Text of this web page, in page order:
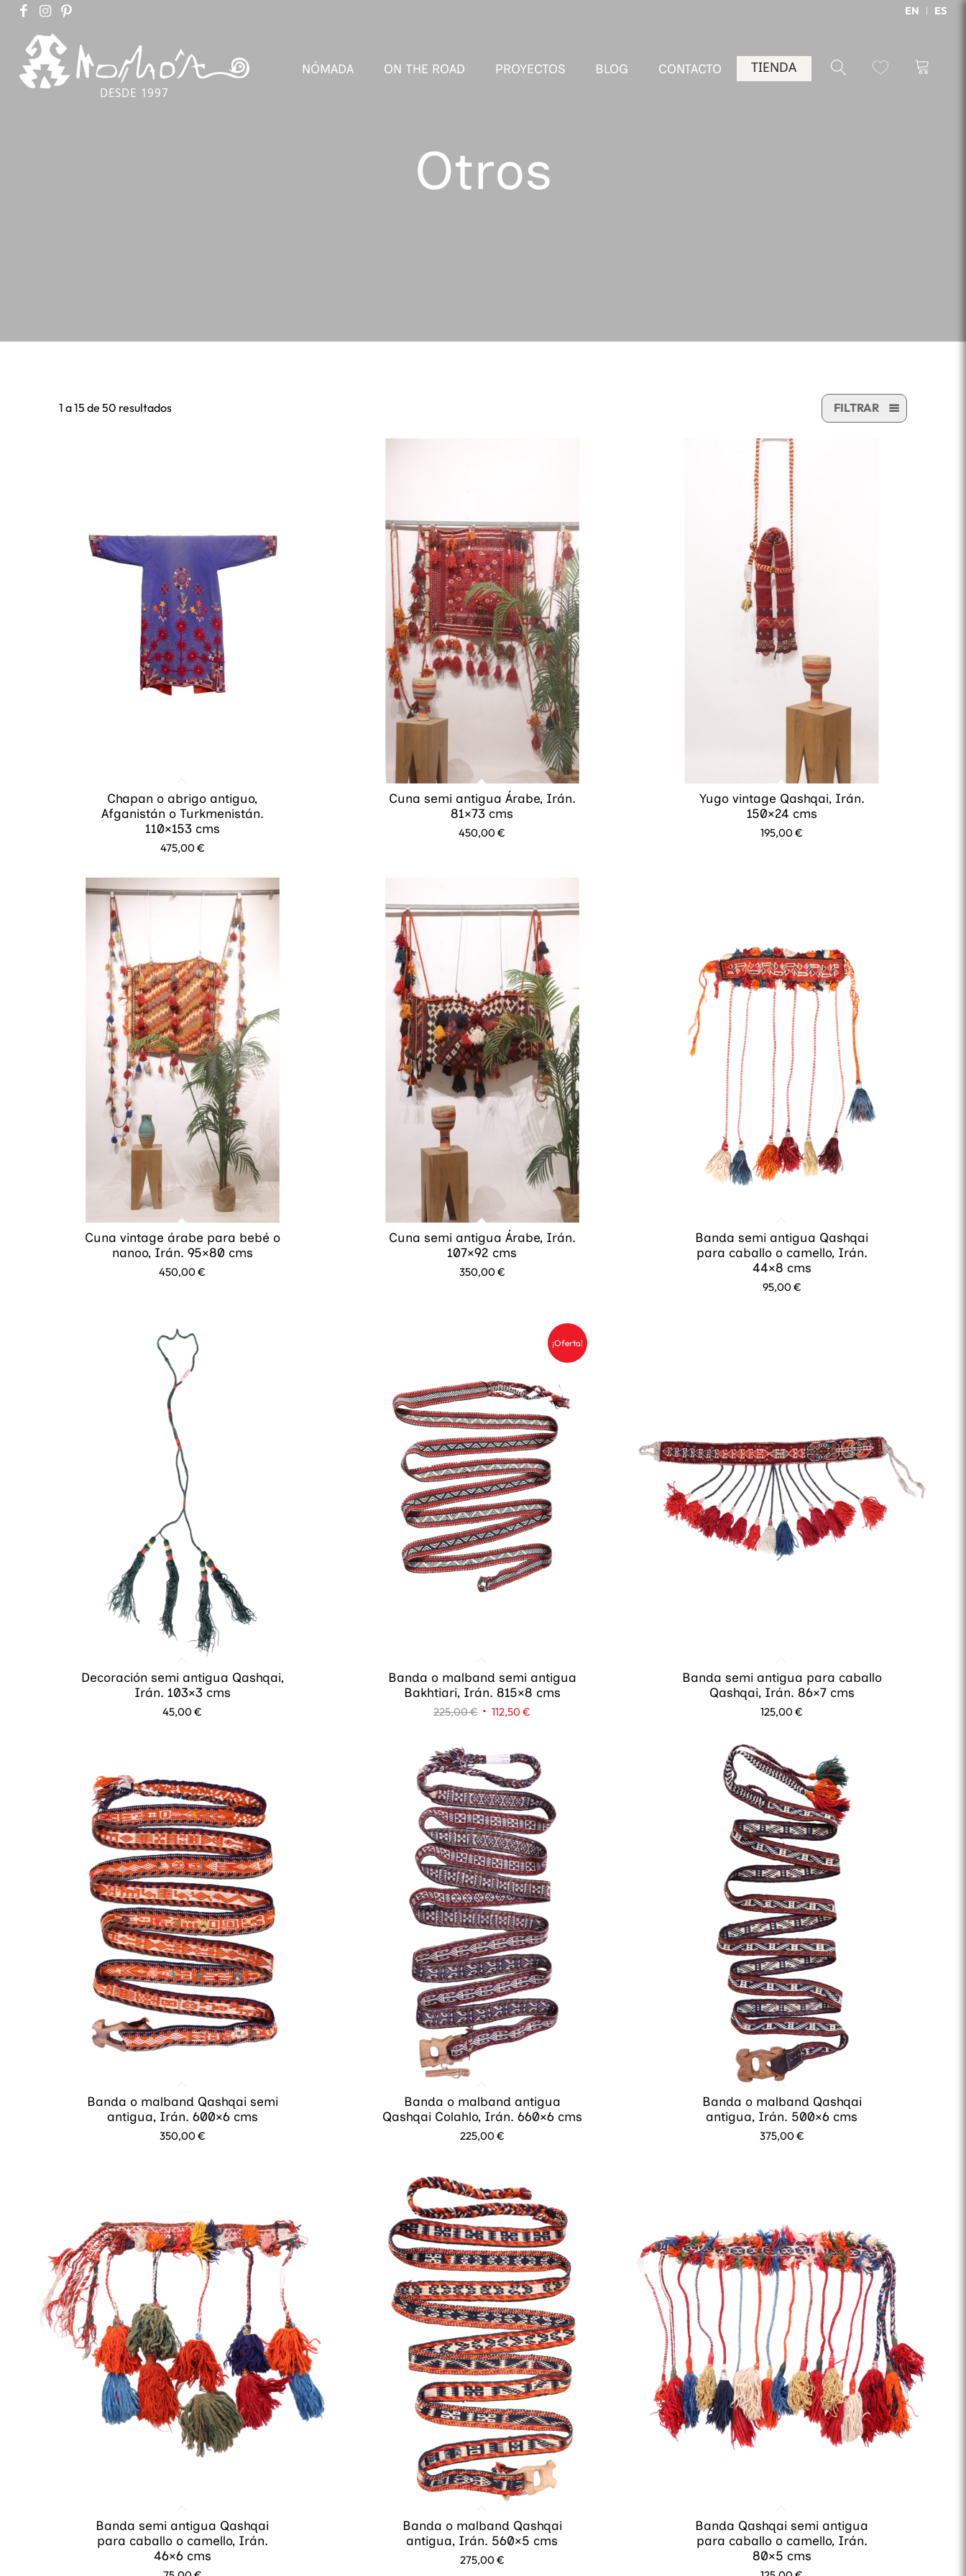
EN ES
DESDE 1997
NÓMADA ON THE ROAD PROYECTOS BLOG CONTACTO TIENDA
Otros
1 a 15 de 50 resultados FILTRAR
Chapan o abrigo antiguo,
Afganistán o Turkmenistán.
110×153 cms
475,00€
Cuna semi antigua Árabe, Irán.
81×73 cms
450,00€
Yugo vintage Qashqai, Irán.
150×24 cms
195,00€
Cuna vintage árabe para bebé o
nanoo, Irán. 95×80 cms
450,00€
Cuna semi antigua Árabe, Irán.
107×92 cms
350,00€
Banda semi antigua Qashqai
para caballo o camello, Irán.
44×8 cms
95,00€
Decoración semi antigua Qashqai,
Irán. 103×3 cms
45,00€
¡Oferta!
Banda o malband semi antigua
Bakhtiari, Irán. 815×8 cms
225,00€ El
era:
225,00 €.
112,50€
es:
112,50 €.
Banda semi antigua para caballo
Qashqai, Irán. 86×7 cms
125,00€
Banda o malband Qashqai semi
antigua, Irán. 600×6 cms
350,00€
Banda o malband antigua
Qashqai Colahlo, Irán. 660×6 cms
225,00€
Banda o malband Qashqai
antigua, Irán. 500×6 cms
375,00€
Banda semi antigua Qashqai
para caballo o camello, Irán.
46×6 cms
Banda o malband Qashqai
antigua, Irán. 560×5 cms
275,00€
Banda Qashqai semi antigua
para caballo o camello, Irán.
80×5 cms